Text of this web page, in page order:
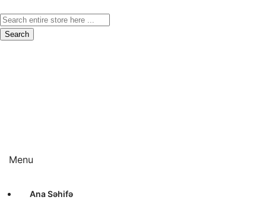
Search
Menu
Ana Səhifə